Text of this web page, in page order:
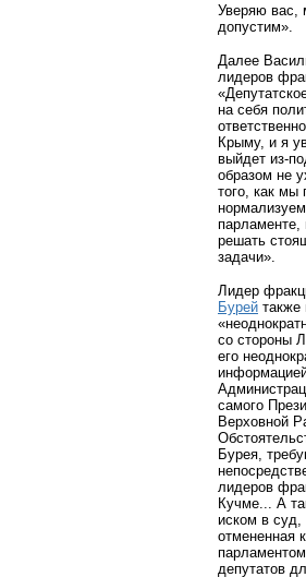
Уверяю вас,
допустим».
Далее
лидеров
на себя
Крыму, и я
выйдет из-
образом не
того, как мы
решать
задачи».
Лидер
Бурей также
со стороны
его
самого
Верховной
Бурея,
лидеров
Кучме... А
иском в суд,
отмененная
депутатов